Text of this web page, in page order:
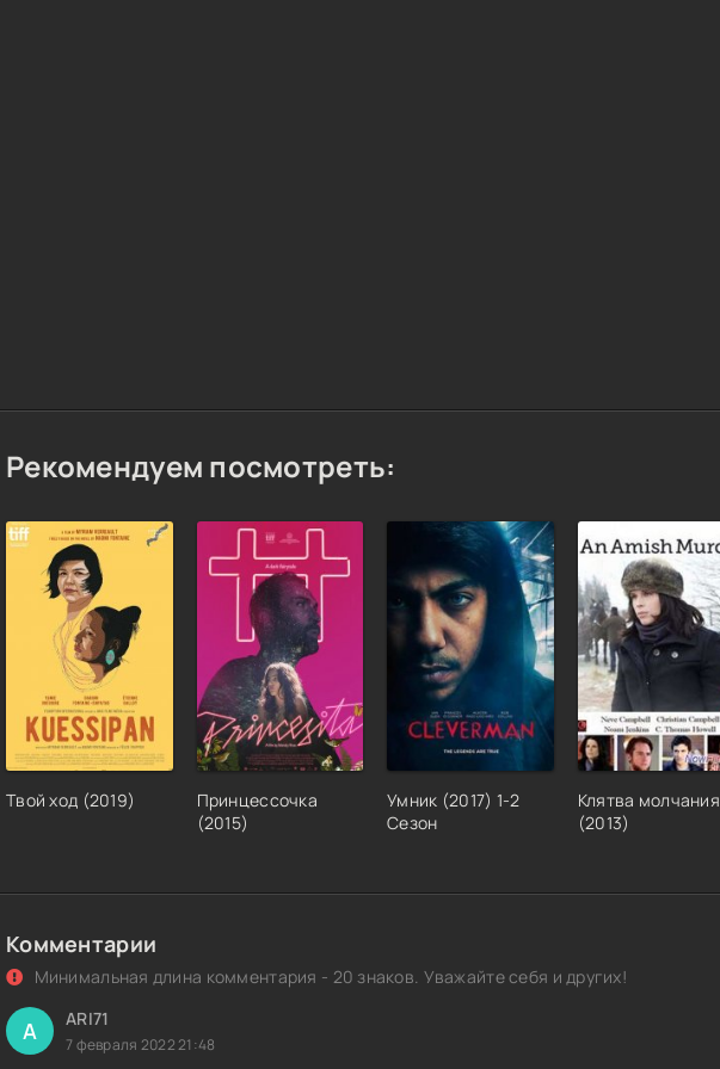
Рекомендуем посмотреть:
Твой ход (2019)
Принцессочка
(2015)
Умник (2017) 1-2
Сезон
Клятва молчания
(2013)
Комментарии
Минимальная длина комментария - 20 знаков. Уважайте себя и других!
A ARI71
7 февраля 2022 21:48